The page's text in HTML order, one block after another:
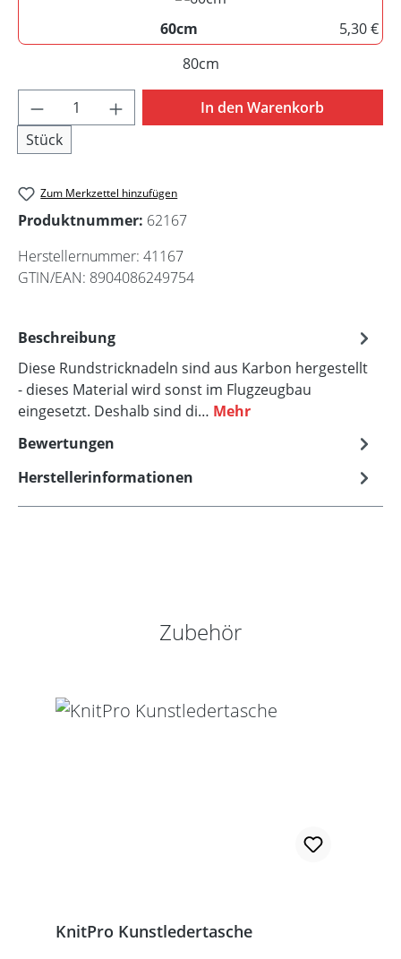
60cm
5,30 €
80cm(Diese Option ist zurzeit nicht
Produkt Anzahl: Gib den gewünschten
Stück
In den Warenkorb
Zum Merkzettel hinzufügen
Produktnummer: 62167
Herstellernummer: 41167
GTIN/EAN: 8904086249754
Beschreibung
Diese Rundstricknadeln sind aus Karbon hergestellt
- dieses Material wird sonst im Flugzeugbau
eingesetzt. Deshalb sind di… Mehr
Bewertungen
Herstellerinformationen
Produktgalerie überspringen
Zubehör
KnitPro Kunstledertasche